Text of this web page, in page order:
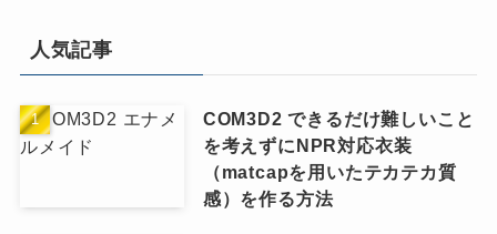
人気記事
COM3D2 できるだけ難しいこと
を考えずにNPR対応衣装
（matcapを用いたテカテカ質
感）を作る方法